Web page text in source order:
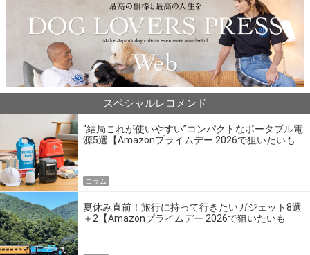
スペシャルレコメンド
“結局これが使いやすい”コンパクトなポータブル電
源5選【Amazonプライムデー 2026で狙いたいも
コラム
夏休み直前！旅行に持って行きたいガジェット8選
＋2【Amazonプライムデー 2026で狙いたいも